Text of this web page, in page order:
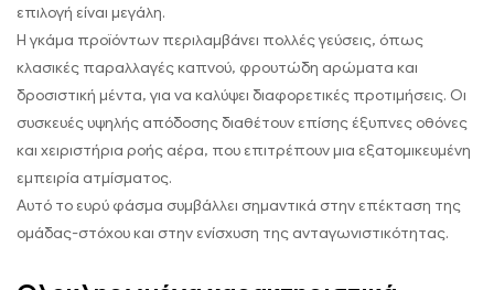
επιλογή είναι μεγάλη.
Η γκάμα προϊόντων περιλαμβάνει πολλές γεύσεις, όπως
κλασικές παραλλαγές καπνού, φρουτώδη αρώματα και
δροσιστική μέντα, για να καλύψει διαφορετικές προτιμήσεις. Οι
συσκευές υψηλής απόδοσης διαθέτουν επίσης έξυπνες οθόνες
και χειριστήρια ροής αέρα, που επιτρέπουν μια εξατομικευμένη
εμπειρία ατμίσματος.
Αυτό το ευρύ φάσμα συμβάλλει σημαντικά στην επέκταση της
ομάδας-στόχου και στην ενίσχυση της ανταγωνιστικότητας.